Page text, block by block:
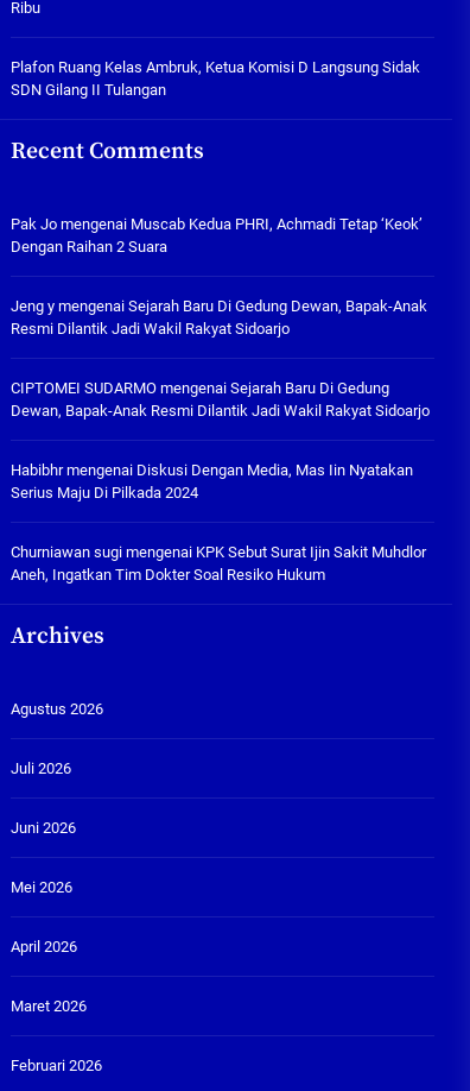
Hukumannya Cuma Bayar Rp
300 Ribu
Plafon Ruang Kelas Ambruk,
Ketua Komisi D Langsung Sidak
05/08/2026
Ribu
Plafon Ruang Kelas Ambruk, Ketua Komisi D Langsung Sidak
SDN Gilang II Tulangan
Recent Comments
Pak Jomengenai Muscab Kedua PHRI, Achmadi Tetap ‘Keok’
Dengan Raihan 2 Suara
Jeng ymengenai Sejarah Baru Di Gedung Dewan, Bapak-Anak
Resmi Dilantik Jadi Wakil Rakyat Sidoarjo
CIPTOMEI SUDARMOmengenai Sejarah Baru Di Gedung
Dewan, Bapak-Anak Resmi Dilantik Jadi Wakil Rakyat Sidoarjo
Habibhrmengenai Diskusi Dengan Media, Mas Iin Nyatakan
Serius Maju Di Pilkada 2024
Churniawan sugimengenai KPK Sebut Surat Ijin Sakit Muhdlor
Aneh, Ingatkan Tim Dokter Soal Resiko Hukum
Archives
Agustus 2026
Juli 2026
Juni 2026
Mei 2026
April 2026
Maret 2026
Februari 2026